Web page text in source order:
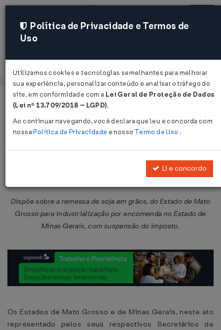
Acessar
Página Inicial Legislações
Protocolo ICMS nº 17 de
Dispõe sobre a remessa de soja em grãos, do Estado de Mato
Grosso para industrialização por encomenda no Estado de
Minas Gerais, com suspensão do imposto.
Os Estados de Mato Grosso e de Minas Gerais, neste ato
representado pelos seus respectivos Secretários de
Política de Privacidade e Termos de
Uso
Utilizamos cookies e tecnologias semelhantes para melhorar
sua experiência, personalizar conteúdo e analisar o tráfego do
site, em conformidade com a Lei Geral de Proteção de Dados
(Lei nº 13.709/2018 – LGPD).
Ao continuar navegando, você declara que leu e concorda com
nossaPolítica de Privacidade e nosso Termo de Uso .
Li e concordo